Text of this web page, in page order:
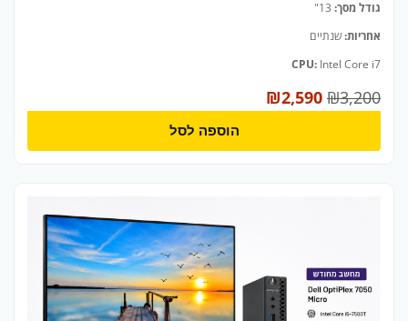
גודל מסך:
אחריות:שנתיים
CPU: Intel Core i7
₪3,200
₪2,590
הוספה לסל